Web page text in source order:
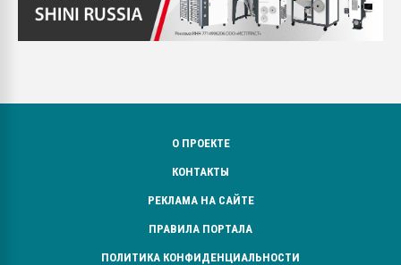
О ПРОЕКТЕ
КОНТАКТЫ
РЕКЛАМА НА САЙТЕ
ПРАВИЛА ПОРТАЛА
ПОЛИТИКА КОНФИДЕНЦИАЛЬНОСТИ